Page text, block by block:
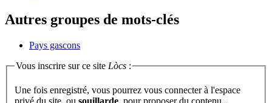
Autres groupes de mots-clés
Pays gascons
Vous inscrire sur ce site Lòcs :
Une fois enregistré, vous pourrez vous connecter à l'espace
privé du site, ou souillarde , pour proposer du contenu...